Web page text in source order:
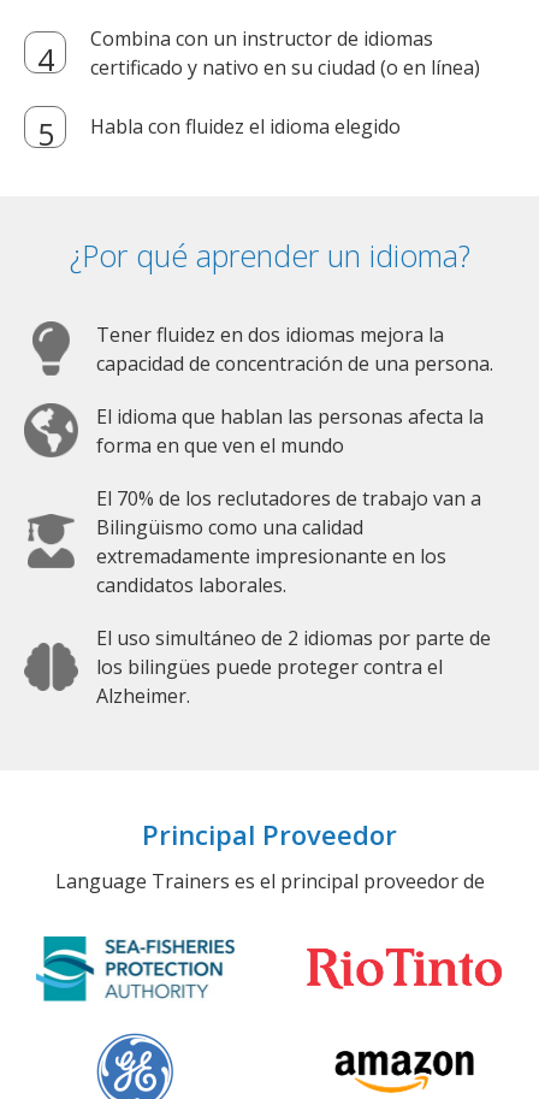
Combina con un instructor de idiomas
certificado y nativo en su ciudad (o en línea)
Habla con fluidez el idioma elegido
¿Por qué aprender un idioma?
Tener fluidez en dos idiomas mejora la
capacidad de concentración de una persona.
El idioma que hablan las personas afecta la
forma en que ven el mundo
El 70% de los reclutadores de trabajo van a
Bilingüismo como una calidad
extremadamente impresionante en los
candidatos laborales.
El uso simultáneo de 2 idiomas por parte de
los bilingües puede proteger contra el
Alzheimer.
Principal Proveedor
Language Trainers es el principal proveedor de